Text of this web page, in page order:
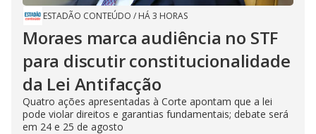
ESTADÃO CONTEÚDO / HÁ 3 HORAS
Moraes marca audiência no STF
para discutir constitucionalidade
da Lei Antifacção
Quatro ações apresentadas à Corte apontam que a lei
pode violar direitos e garantias fundamentais; debate será
em 24 e 25 de agosto